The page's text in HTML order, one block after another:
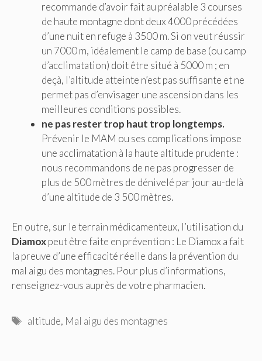
recommande d’avoir fait au préalable 3 courses
de haute montagne dont deux 4000 précédées
d’une nuit en refuge à 3500 m. Si on veut réussir
un 7000 m, idéalement le camp de base (ou camp
d’acclimatation) doit être situé à 5000 m ; en
deçà, l’altitude atteinte n’est pas suffisante et ne
permet pas d’envisager une ascension dans les
meilleures conditions possibles.
ne pas rester trop haut trop longtemps.
Prévenir le MAM ou ses complications impose
une acclimatation à la haute altitude prudente :
nous recommandons de ne pas progresser de
plus de 500 mètres de dénivelé par jour au-delà
d’une altitude de 3 500 mètres.
En outre, sur le terrain médicamenteux, l’utilisation du
Diamoxpeut être faite en prévention : Le Diamox a fait
la preuve d’une efficacité réelle dans la prévention du
mal aigu des montagnes. Pour plus d’informations,
renseignez-vous auprès de votre pharmacien.
Étiquettes
altitude, Mal aigu des montagnes